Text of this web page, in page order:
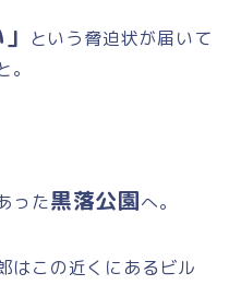
という脅迫状が届いて
。
った黒落公園へ。
はこの近くにあるビル